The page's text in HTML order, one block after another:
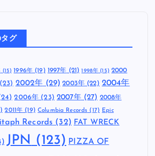
グ
(15) 1996年(19) 1997年 (21) 1998年 (15) 2000
2002年 (29) 2003年 (22) 2004年
2006年 (23) 2007年(27) 2008年
2011年 (19) Columbia Records (17) Epic
Records (32) FAT WRECK
JPN (123) PIZZA OF